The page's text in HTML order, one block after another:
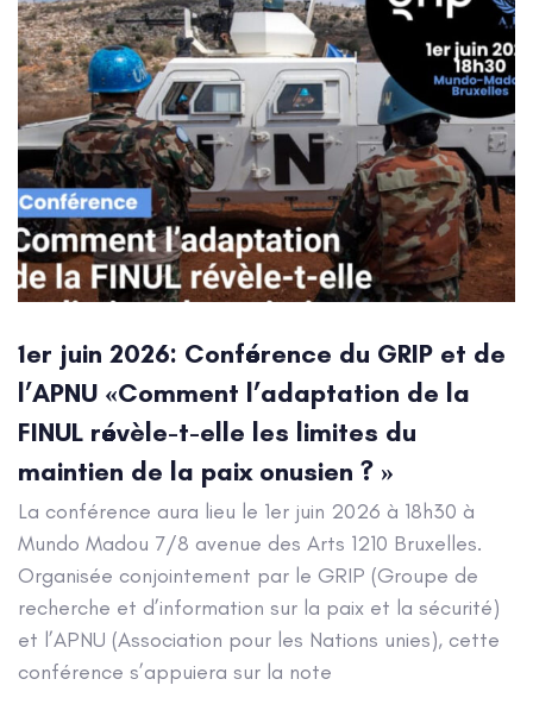
1er juin 2026: Conférence du GRIP et de
l’APNU «Comment l’adaptation de la
FINUL révèle-t-elle les limites du
maintien de la paix onusien ? »
La conférence aura lieu le 1er juin 2026 à 18h30 à
Mundo Madou 7/8 avenue des Arts 1210 Bruxelles.
Organisée conjointement par le GRIP (Groupe de
recherche et d’information sur la paix et la sécurité)
et l’APNU (Association pour les Nations unies), cette
conférence s’appuiera sur la note